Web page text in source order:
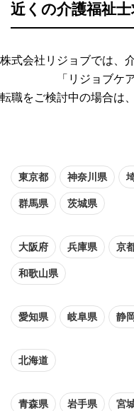
近くの介護福祉
株式会社リジョブでは、
「リジョブケ
転職をご検討中の場合は
東京都 神奈川県
群馬県 茨城県
大阪府 兵庫県 京
和歌山県
愛知県 岐阜県 静
北海道
青森県 岩手県 宮